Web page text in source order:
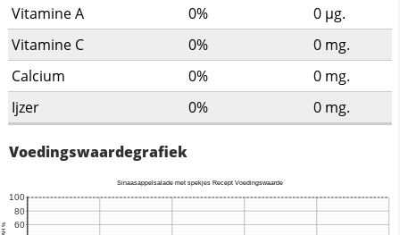
Vitamine A
0% 0 µg.
Vitamine C
0% 0 mg.
Calcium
0% 0 mg.
Ijzer
0% 0 mg.
Voedingswaardegrafiek